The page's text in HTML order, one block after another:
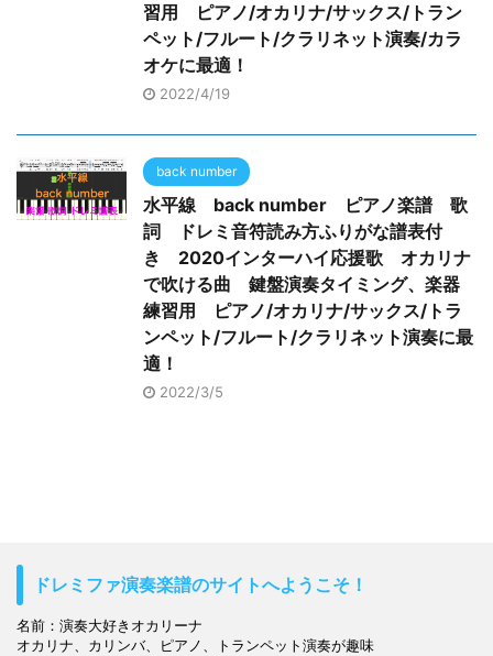
習用 ピアノ/オカリナ/サックス/トラン
ペット/フルート/クラリネット演奏/カラ
オケに最適！
2022/4/19
back number
水平線 back number ピアノ楽譜 歌
詞 ドレミ音符読み方ふりがな譜表付
き 2020インターハイ応援歌 オカリナ
で吹ける曲 鍵盤演奏タイミング、楽器
練習用 ピアノ/オカリナ/サックス/トラ
ンペット/フルート/クラリネット演奏に最
適！
2022/3/5
ドレミファ演奏楽譜のサイトへようこそ！
名前：演奏大好きオカリーナ
オカリナ、カリンバ、ピアノ、トランペット演奏が趣味